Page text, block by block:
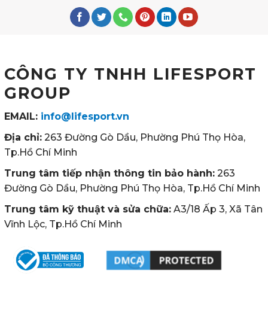
CÔNG TY TNHH LIFESPORT
GROUP
EMAIL: info@lifesport.vn
Địa chỉ: 263 Đường Gò Dầu, Phường Phú Thọ Hòa,
Tp.Hồ Chí Minh
Trung tâm tiếp nhận thông tin bảo hành: 263
Đường Gò Dầu, Phường Phú Thọ Hòa, Tp.Hồ Chí Minh
Trung tâm kỹ thuật và sửa chữa: A3/18 Ấp 3, Xã Tân
Vĩnh Lộc, Tp.Hồ Chí Minh